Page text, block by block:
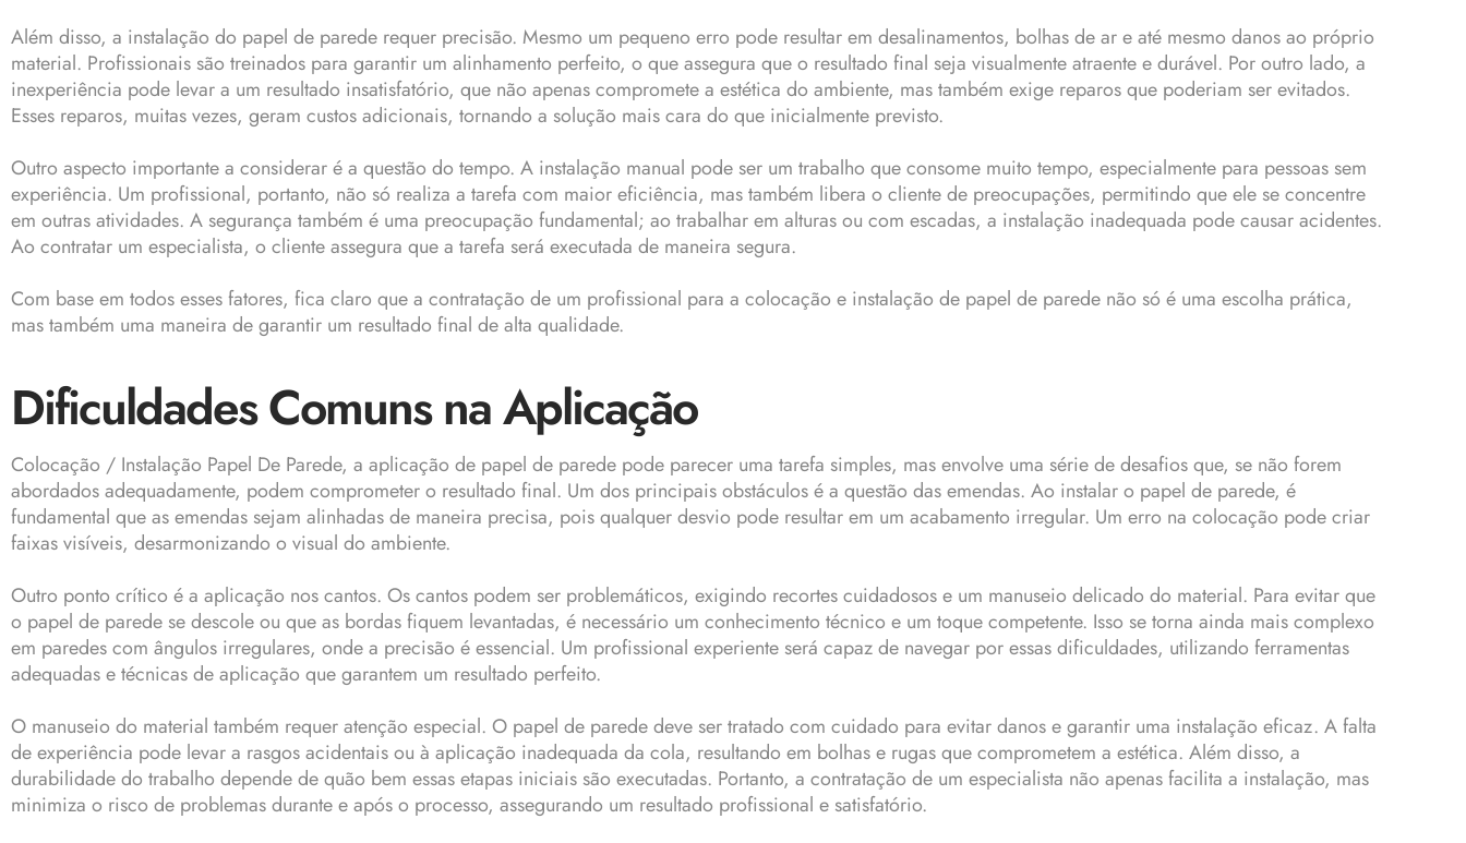
Além disso, a instalação do papel de parede requer precisão. Mesmo um pequeno erro pode resultar em desalinamentos, bolhas de ar e até mesmo danos ao próprio
material. Profissionais são treinados para garantir um alinhamento perfeito, o que assegura que o resultado final seja visualmente atraente e durável. Por outro lado, a
inexperiência pode levar a um resultado insatisfatório, que não apenas compromete a estética do ambiente, mas também exige reparos que poderiam ser evitados.
Esses reparos, muitas vezes, geram custos adicionais, tornando a solução mais cara do que inicialmente previsto.
Outro aspecto importante a considerar é a questão do tempo. A instalação manual pode ser um trabalho que consome muito tempo, especialmente para pessoas sem
experiência. Um profissional, portanto, não só realiza a tarefa com maior eficiência, mas também libera o cliente de preocupações, permitindo que ele se concentre
em outras atividades. A segurança também é uma preocupação fundamental; ao trabalhar em alturas ou com escadas, a instalação inadequada pode causar acidentes.
Ao contratar um especialista, o cliente assegura que a tarefa será executada de maneira segura.
Com base em todos esses fatores, fica claro que a contratação de um profissional para a colocação e instalação de papel de parede não só é uma escolha prática,
mas também uma maneira de garantir um resultado final de alta qualidade.
Dificuldades Comuns na Aplicação
Colocação / Instalação Papel De Parede, a aplicação de papel de parede pode parecer uma tarefa simples, mas envolve uma série de desafios que, se não forem
abordados adequadamente, podem comprometer o resultado final. Um dos principais obstáculos é a questão das emendas. Ao instalar o papel de parede, é
fundamental que as emendas sejam alinhadas de maneira precisa, pois qualquer desvio pode resultar em um acabamento irregular. Um erro na colocação pode criar
faixas visíveis, desarmonizando o visual do ambiente.
Outro ponto crítico é a aplicação nos cantos. Os cantos podem ser problemáticos, exigindo recortes cuidadosos e um manuseio delicado do material. Para evitar que
o papel de parede se descole ou que as bordas fiquem levantadas, é necessário um conhecimento técnico e um toque competente. Isso se torna ainda mais complexo
em paredes com ângulos irregulares, onde a precisão é essencial. Um profissional experiente será capaz de navegar por essas dificuldades, utilizando ferramentas
adequadas e técnicas de aplicação que garantem um resultado perfeito.
O manuseio do material também requer atenção especial. O papel de parede deve ser tratado com cuidado para evitar danos e garantir uma instalação eficaz. A falta
de experiência pode levar a rasgos acidentais ou à aplicação inadequada da cola, resultando em bolhas e rugas que comprometem a estética. Além disso, a
durabilidade do trabalho depende de quão bem essas etapas iniciais são executadas. Portanto, a contratação de um especialista não apenas facilita a instalação, mas
minimiza o risco de problemas durante e após o processo, assegurando um resultado profissional e satisfatório.